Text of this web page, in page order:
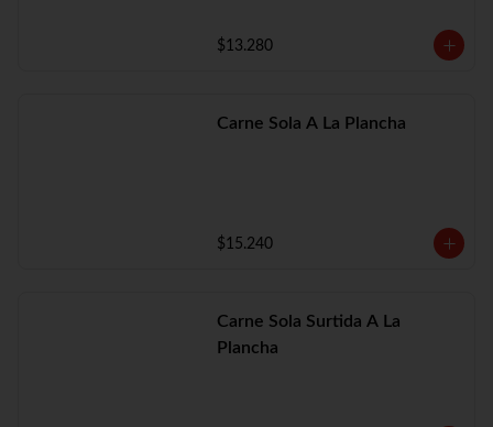
$13.280
Carne Sola A La Plancha
$15.240
Carne Sola Surtida A La
Plancha